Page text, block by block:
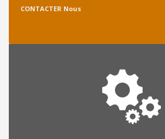
CONTACTER Nous